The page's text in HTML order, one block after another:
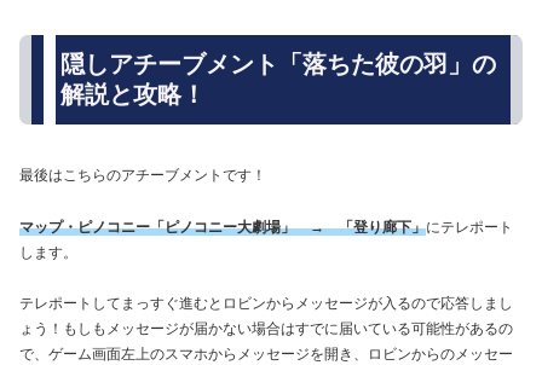
隠しアチーブメント「落ちた彼の羽」の
解説と攻略！
最後はこちらのアチーブメントです！
マップ・ピノコニー「ピノコニー大劇場」 → 「登り廊下」にテレポート
します。
テレポートしてまっすぐ進むとロビンからメッセージが入るので応答しまし
ょう！もしもメッセージが届かない場合はすでに届いている可能性があるの
で、ゲーム画面左上のスマホからメッセージを開き、ロビンからのメッセー